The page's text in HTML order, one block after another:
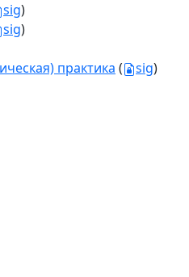
sig)
sig)
практика ( sig)